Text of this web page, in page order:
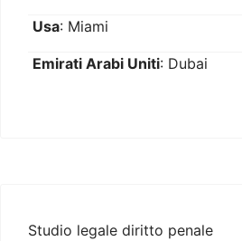
Usa: Miami
Emirati Arabi Uniti: Dubai
Studio legale diritto penale